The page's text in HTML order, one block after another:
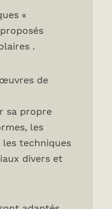
«
.
de
sa propre
les
techniques
divers et